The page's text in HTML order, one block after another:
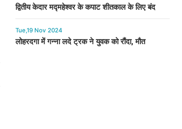
द्वितीय केदार मद्महेश्वर के कपाट शीतकाल के लिए बंद
Tue,19 Nov 2024
लोहरदगा में गन्ना लदे ट्रक ने युवक को रौंदा, मौत